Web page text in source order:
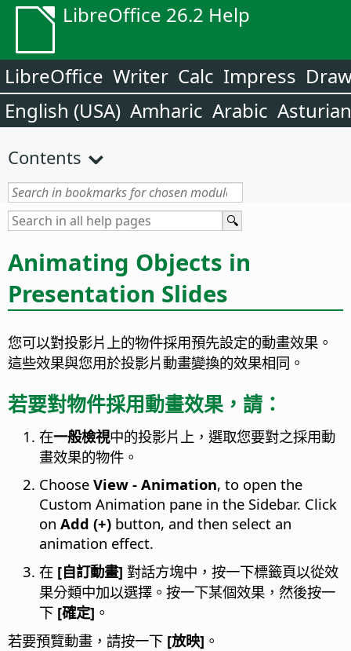
LibreOffice 26.2 Help
LibreOffice Writer Calc Impress
English (USA) Amharic Arabic Asturian
Contents
Animating Objects in
Presentation Slides
您可以對投影片上的物件採用預先設定的動畫效果。
這些效果與您用於投影片動畫變換的效果相同。
若要對物件採用動畫效果，請：
在一般檢視中的投影片上，選取您要對之採用動
畫效果的物件。
Choose View - Animation, to open the
Custom Animation pane in the Sidebar. Click
on Add (+) button, and then select an
animation effect.
在 [自訂動畫] 對話方塊中，按一下標籤頁以從效
果分類中加以選擇。按一下某個效果，然後按一
下 [確定] 。
若要預覽動畫，請按一下 [放映] 。